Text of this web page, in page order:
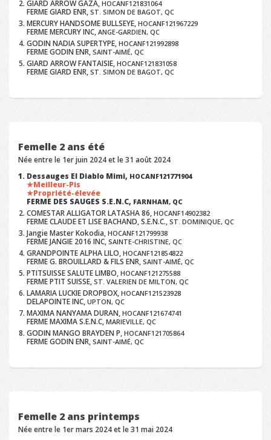
GIARD ARROW GAZA,HOCANF121831064
FERME GIARD ENR,ST. SIMON DE BAGOT, QC
MERCURY HANDSOME BULLSEYE,HOCANF121967229
FERME MERCURY INC,ANGE-GARDIEN, QC
GODIN NADIA SUPERTYPE,HOCANF121992898
FERME GODIN ENR,SAINT-AIMÉ, QC
GIARD ARROW FANTAISIE,HOCANF121831058
FERME GIARD ENR,ST. SIMON DE BAGOT, QC
Femelle 2 ans été
Née entre le 1er juin 2024 et le 31 août 2024
Dessauges El Diablo Mimi, HOCANF121771904
Meilleur-Pis
Propriété-élevée
FERME DES SAUGES S.E.N.C, FARNHAM, QC
COMESTAR ALLIGATOR LATASHA 86,HOCANF14902382
FERME CLAUDE ET LISE BACHAND, S.E.N.C.,ST. DOMINIQUE, QC
Jangie Master Kokodia,HOCANF121799938
FERME JANGIE 2016 INC,SAINTE-CHRISTINE, QC
GRANDPOINTE ALPHA LILO,HOCANF121854822
FERME G. BROUILLARD & FILS ENR,SAINT-AIMÉ, QC
PTITSUISSE SALUTE LIMBO,HOCANF121275588
FERME PTIT SUISSE,ST. VALERIEN DE MILTON, QC
LAMARIA LUCKIE DROPBOX,HOCANF121523928
DELAPOINTE INC,UPTON, QC
MAXIMA NANYAMA DURAN,HOCANF121674741
FERME MAXIMA S.E.N.C,MARIEVILLE, QC
GODIN MANGO BRAYDEN P,HOCANF121705864
FERME GODIN ENR,SAINT-AIMÉ, QC
Femelle 2 ans printemps
Née entre le 1er mars 2024 et le 31 mai 2024